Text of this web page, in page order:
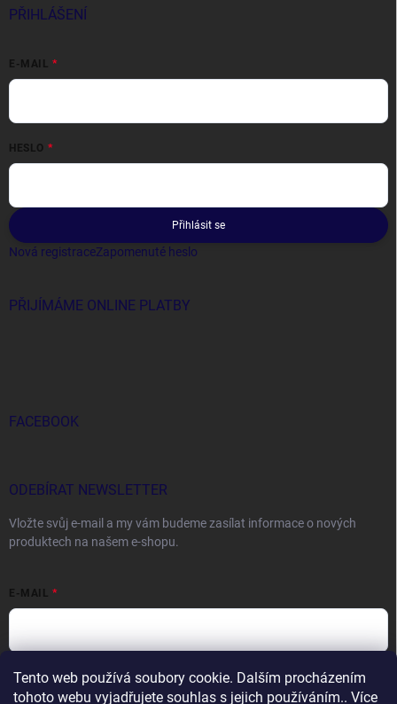
Tento web používá soubory cookie. Dalším procházením
tohoto webu vyjadřujete souhlas s jejich používáním.. Více
PŘIHLÁŠENÍ
E-MAIL
HESLO
Přihlásit se
Nová registraceZapomenuté heslo
PŘIJÍMÁME ONLINE PLATBY
FACEBOOK
ODEBÍRAT NEWSLETTER
Vložte svůj e-mail a my vám budeme zasílat informace o nových
produktech na našem e-shopu.
E-MAIL
Vložením e-mailu souhlasíte spodmínkami ochrany osobních údajů